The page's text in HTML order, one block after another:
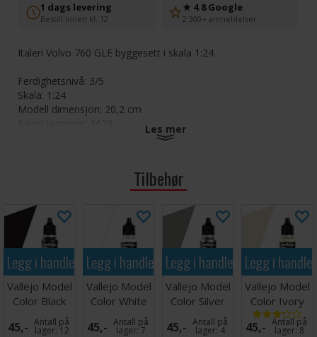
1 dags levering
Bestill innen kl. 12
★ 4.8 Google
2 300+ anmeldelser
Italeri Volvo 760 GLE byggesett i skala 1:24.
Ferdighetsnivå: 3/5
Skala: 1:24
Modell dimensjon: 20,2 cm
Metal Flat Aluminum (4677AP)
Flat Black (4768AP)
Gloss French Blue (4659AP)
Metal Flat Gun Metal (4681AP)
Flat Medium Gray (4746AP)
Gloss Orange (4682AP)
Gloss Red (4605AP)
Flat Rust (4675AP)
Metal Gloss Silver (4678AP)
Flat White (4769AP)
Les mer
Tilbehør
Legg i handlekurven
Vallejo Model
Color Black
45,- Antall på
lager: 12
Legg i handlekurven
Vallejo Model
Color White
45,- Antall på
lager:7
Legg i handlekurven
Vallejo Model
Color Silver
17ml
45,- Antall på
lager:4
Legg i
Vallejo Model
Color Ivory
45,- Antall på
lager:8